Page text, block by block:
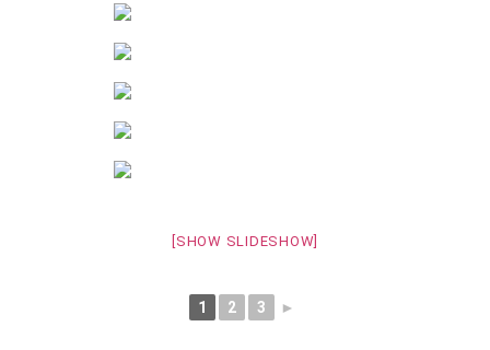
[SHOW SLIDESHOW]
1 2 3 ►